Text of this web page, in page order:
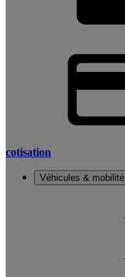
cotisation
Véhicules & mobilité